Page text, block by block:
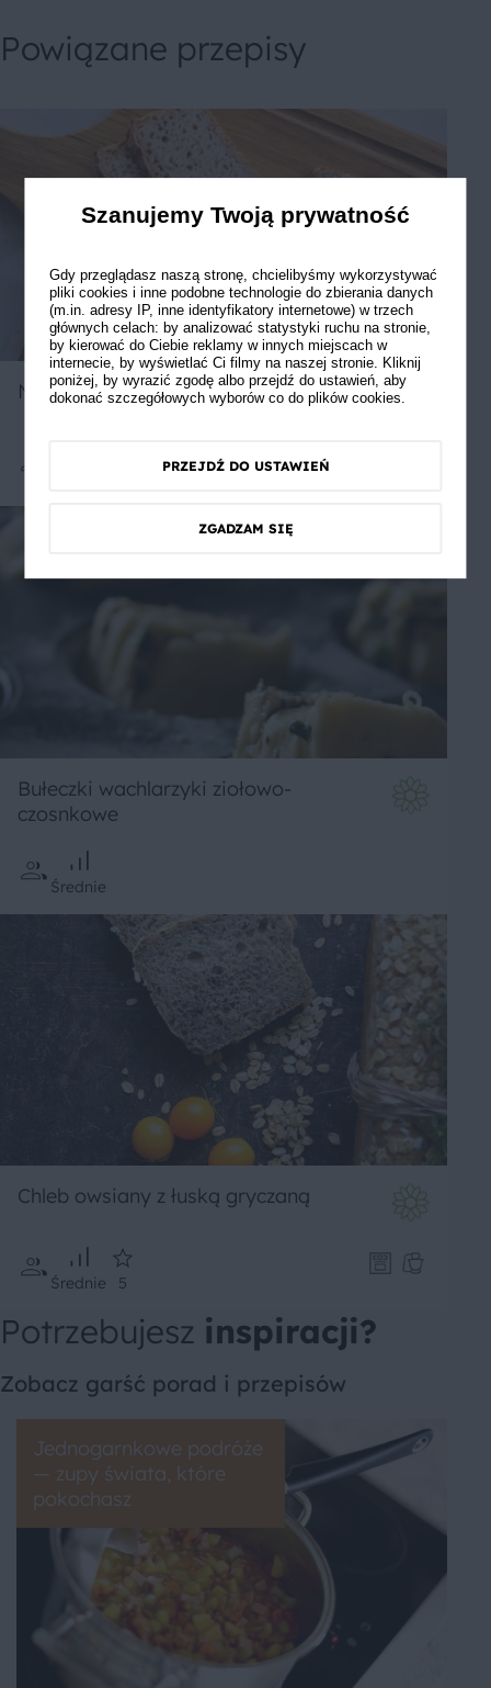
Powiązane przepisy
Najłatwiejszy chleb żytni na zakwasie
Bułeczki wachlarzyki ziołowo-
czosnkowe
Średnie
Chleb owsiany z łuską gryczaną
Średnie 5
Potrzebujesz inspiracji?
Zobacz garść porad i przepisów
Jednogarnkowe podróże
— zupy świata, które
pokochasz
Szanujemy Twoją prywatność
Gdy przeglądasz naszą stronę, chcielibyśmy wykorzystywać
pliki cookies i inne podobne technologie do zbierania danych
(m.in. adresy IP, inne identyfikatory internetowe) w trzech
głównych celach: by analizować statystyki ruchu na stronie,
by kierować do Ciebie reklamy w innych miejscach w
internecie, by wyświetlać Ci filmy na naszej stronie. Kliknij
poniżej, by wyrazić zgodę albo przejdź do ustawień, aby
dokonać szczegółowych wyborów co do plików cookies.
PRZEJDŹ DO USTAWIEŃ
ZGADZAM SIĘ